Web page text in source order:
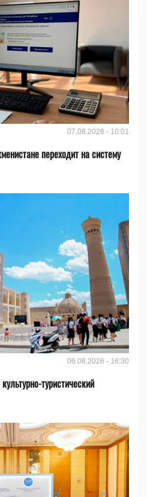
07.08.2026 - 10:01
переходит на систему
06.08.2026 - 16:30
туристический